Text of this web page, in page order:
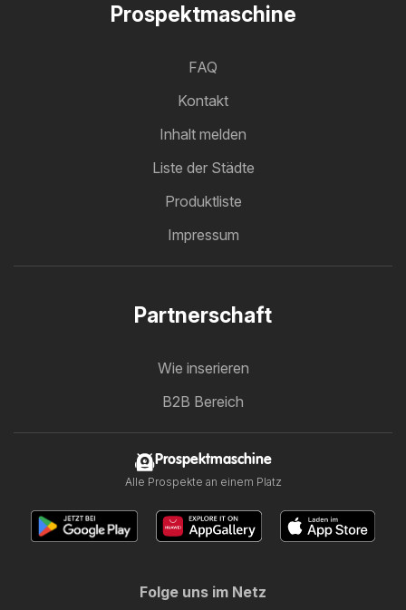
Prospektmaschine
FAQ
Kontakt
Inhalt melden
Liste der Städte
Produktliste
Impressum
Partnerschaft
Wie inserieren
B2B Bereich
Prospektmaschine
Alle Prospekte an einem Platz
Folge uns im Netz